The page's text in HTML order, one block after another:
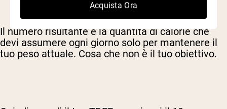
Il numero risultante è la quantità di calorie che
devi assumere ogni giorno solo per mantenere il
tuo peso attuale. Cosa che non è il tuo obiettivo.
Acquista Ora